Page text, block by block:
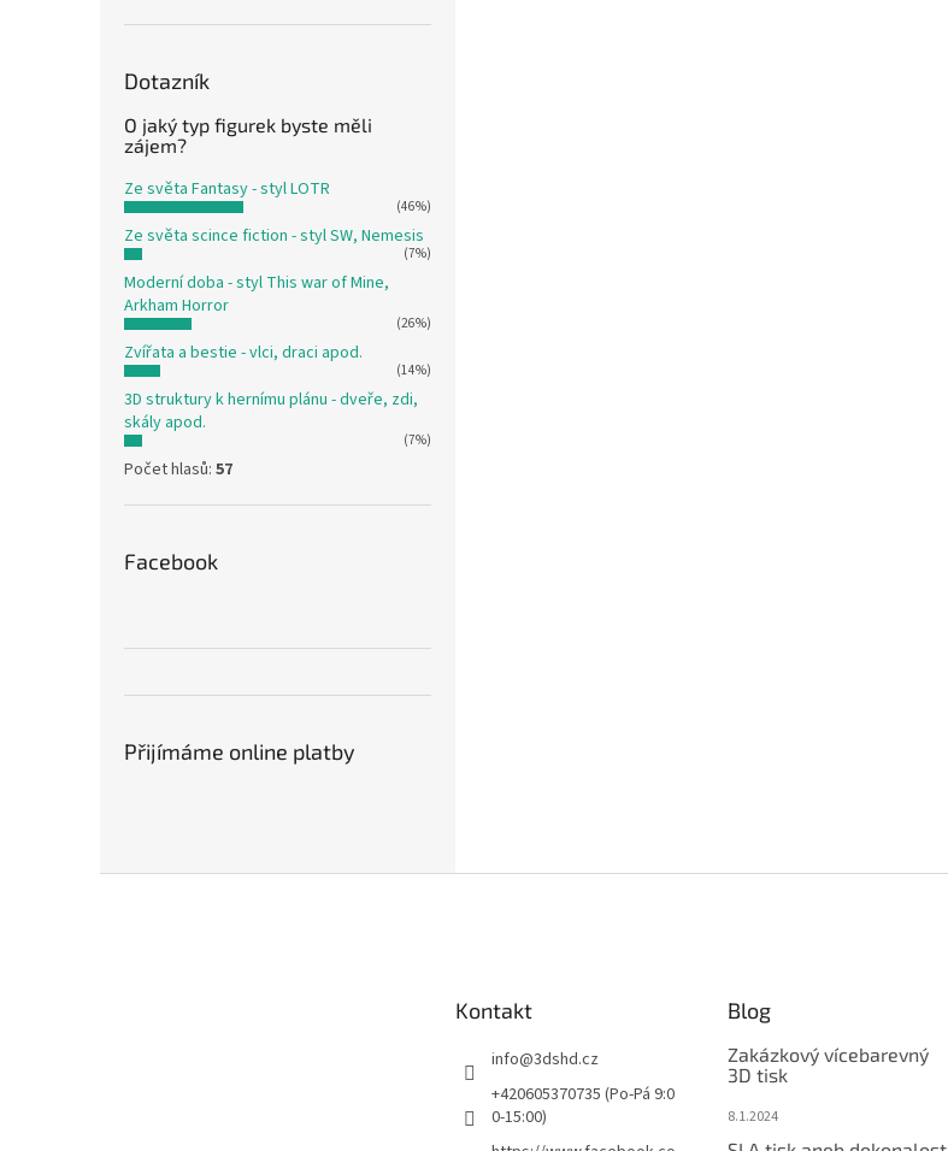
Dotazník
O jaký typ figurek byste měli
zájem?
Ze světa Fantasy - styl LOTR
(46%)
Ze světa scince fiction - styl SW, Nemesis
(7%)
Moderní doba - styl This war of Mine,
Arkham Horror
(26%)
Zvířata a bestie - vlci, draci apod.
(14%)
3D struktury k hernímu plánu - dveře, zdi,
skály apod.
(7%)
Počet hlasů: 57
Facebook
Přijímáme online platby
Kontakt
info@3dshd.cz
+420605370735 (Po-Pá 9:0
0-15:00)
Blog
Zakázkový vícebarevný
3D tisk
8.1.2024